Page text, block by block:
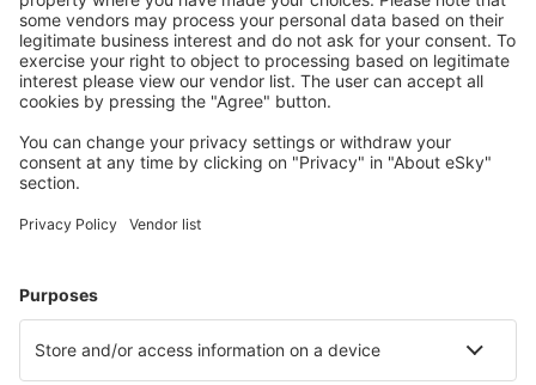
Komatsu Airport (KMQ)
Kumamoto Airport (KMJ)
Kushiro Airport (KUH)
Matsumoto Airport (MMJ)
Ozora Memanbetsu (MMB)
Miho-Yonago Airport (YGJ)